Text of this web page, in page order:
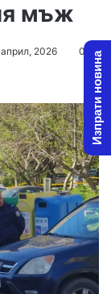
мъж
2026 0 Изпрати новина